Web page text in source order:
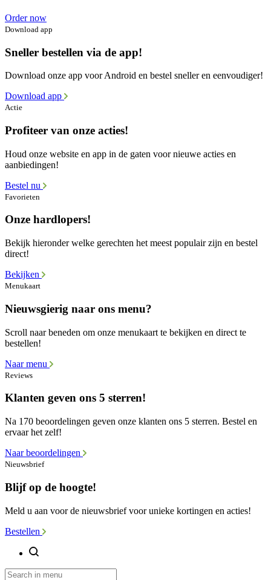
Order now
Download app
Sneller bestellen via de app!
Download onze app voor Android en bestel sneller en eenvoudiger!
Download app
Actie
Profiteer van onze acties!
Houd onze website en app in de gaten voor nieuwe acties en
aanbiedingen!
Bestel nu
Favorieten
Onze hardlopers!
Bekijk hieronder welke gerechten het meest populair zijn en bestel
direct!
Bekijken
Menukaart
Nieuwsgierig naar ons menu?
Scroll naar beneden om onze menukaart te bekijken en direct te
bestellen!
Naar menu
Reviews
Klanten geven ons 5 sterren!
Na 170 beoordelingen geven onze klanten ons 5 sterren. Bestel en
ervaar het zelf!
Naar beoordelingen
Nieuwsbrief
Blijf op de hoogte!
Meld u aan voor de nieuwsbrief voor unieke kortingen en acties!
Bestellen